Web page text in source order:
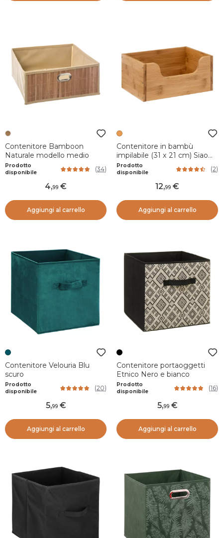
Contenitore Bamboon
Naturale modello medio
Prodotto
disponibile
(34)
4,99
Aggiungi al carrello
Contenitore in bambù
impilabile (31 x 21 cm) Siao
Naturale
Prodotto
disponibile
(2)
12,99
Aggiungi al carrello
Contenitore Velouria Blu
scuro
Prodotto
disponibile
(20)
5,99
Aggiungi al carrello
Contenitore portaoggetti
Etnico Nero e bianco
Prodotto
disponibile
(16)
5,99
Aggiungi al carrello